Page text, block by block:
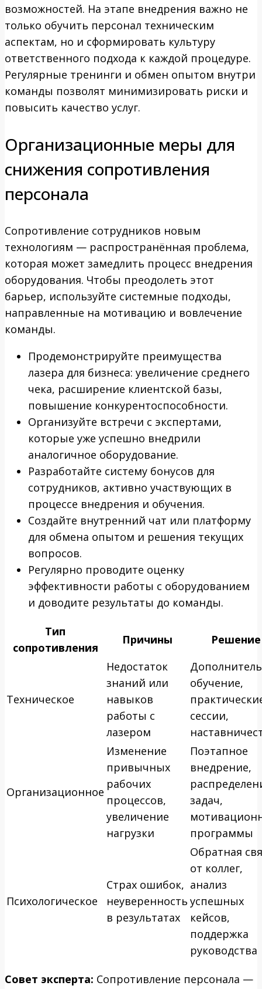
возможностей. На этапе внедрения важно не
только обучить персонал техническим
аспектам, но и сформировать культуру
ответственного подхода к каждой процедуре.
Регулярные тренинги и обмен опытом внутри
команды позволят минимизировать риски и
повысить качество услуг.
Организационные меры для
снижения сопротивления
персонала
Сопротивление сотрудников новым
технологиям — распространённая проблема,
которая может замедлить процесс внедрения
оборудования. Чтобы преодолеть этот
барьер, используйте системные подходы,
направленные на мотивацию и вовлечение
команды.
Продемонстрируйте преимущества
лазера для бизнеса: увеличение среднего
чека, расширение клиентской базы,
повышение конкурентоспособности.
Организуйте встречи с экспертами,
которые уже успешно внедрили
аналогичное оборудование.
Разработайте систему бонусов для
сотрудников, активно участвующих в
процессе внедрения и обучения.
Создайте внутренний чат или платформу
для обмена опытом и решения текущих
вопросов.
Регулярно проводите оценку
эффективности работы с оборудованием
и доводите результаты до команды.
Тип
сопротивления
Причины Решение
Техническое
Недостаток
знаний или
навыков
работы с
лазером
обучение,
сессии,
Организационное
Изменение
привычных
рабочих
процессов,
увеличение
нагрузки
Поэтапное
внедрение,
задач,
программы
Психологическое
Страх ошибок,
неуверенность
в результатах
Обратная
от коллег,
анализ
успешных
кейсов,
поддержка
руководства
Совет эксперта: Сопротивление персонала —